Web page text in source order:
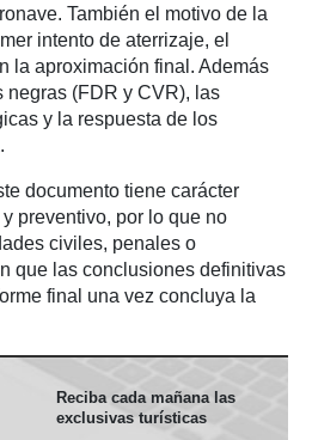
También el motivo de la
intento de aterrizaje, el
la aproximación final. Además
(FDR y CVR), las
y la respuesta de los
documento tiene carácter
preventivo, por lo que no
civiles, penales o
que las conclusiones definitivas
final una vez concluya la
Reciba cada mañana las
exclusivas turísticas